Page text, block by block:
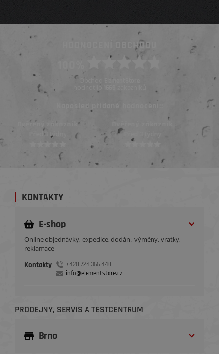
HODNOCENÍ OBCHODU
Obchod ElementStore
hodnotilo
Naposled přidané hodnocení::
Ověřený zákazník
Před 3 týdny
KONTAKTY
E-shop
Online objednávky, expedice, dodání, výměny, vratky,
reklamace
Kontakty
+420 724 366 440
info@elementstore.cz
PRODEJNY, SERVIS A TESTCENTRUM
Brno